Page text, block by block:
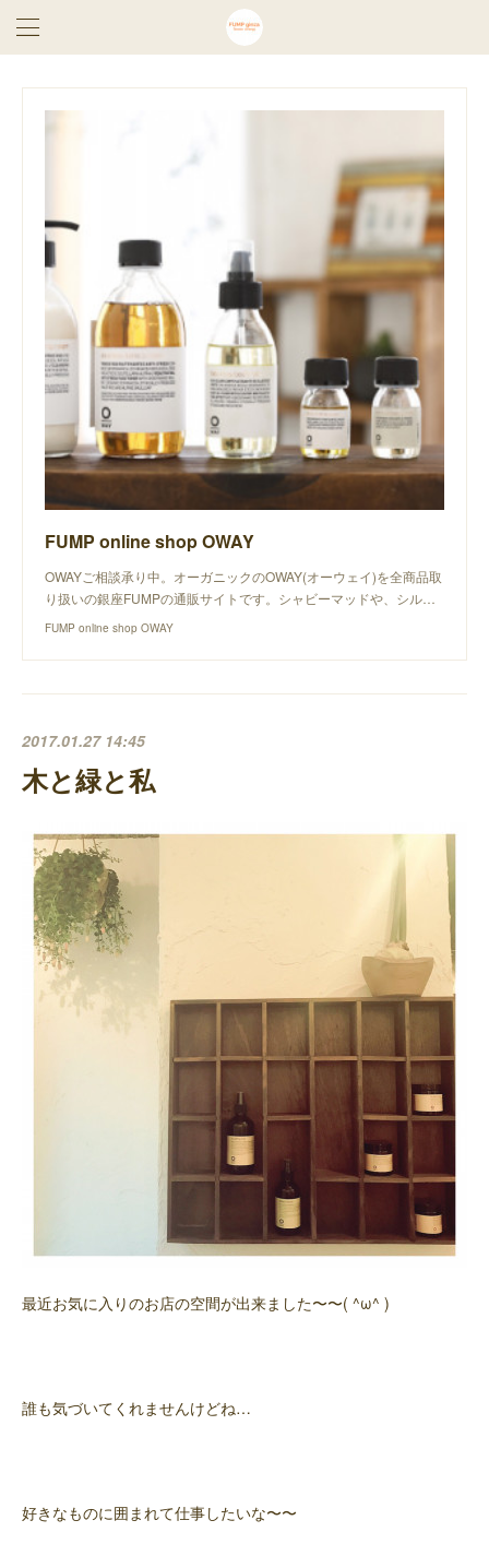
FUMP online shop OWAY
OWAYご相談承り中。オーガニックのOWAY(オーウェイ)を全商品取
り扱いの銀座FUMPの通販サイトです。シャビーマッドや、シル…
FUMP online shop OWAY
2017.01.27 14:45
木と緑と私
最近お気に入りのお店の空間が出来ました〜〜( ^ω^ )
誰も気づいてくれませんけどね…
好きなものに囲まれて仕事したいな〜〜